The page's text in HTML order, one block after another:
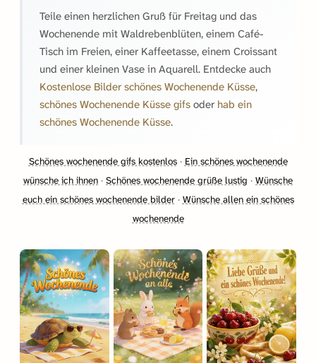
Teile einen herzlichen Gruß für Freitag und das
Wochenende mit Waldrebenblüten, einem Café-
Tisch im Freien, einer Kaffeetasse, einem Croissant
und einer kleinen Vase in Aquarell. Entdecke auch
Kostenlose Bilder schönes Wochenende Küsse,
schönes Wochenende Küsse gifs oder hab ein
schönes Wochenende Küsse.
Schönes wochenende gifs kostenlos· Ein schönes wochenende
wünsche ich ihnen · Schönes wochenende grüße lustig · Wünsche
euch ein schönes wochenende bilder· Wünsche allen ein schönes
wochenende